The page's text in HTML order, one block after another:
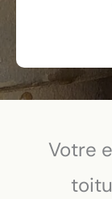
Votre